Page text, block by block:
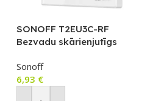
SONOFF T2EU3C-RF
Bezvadu skārienjutīgs
Sonoff
6,93 €